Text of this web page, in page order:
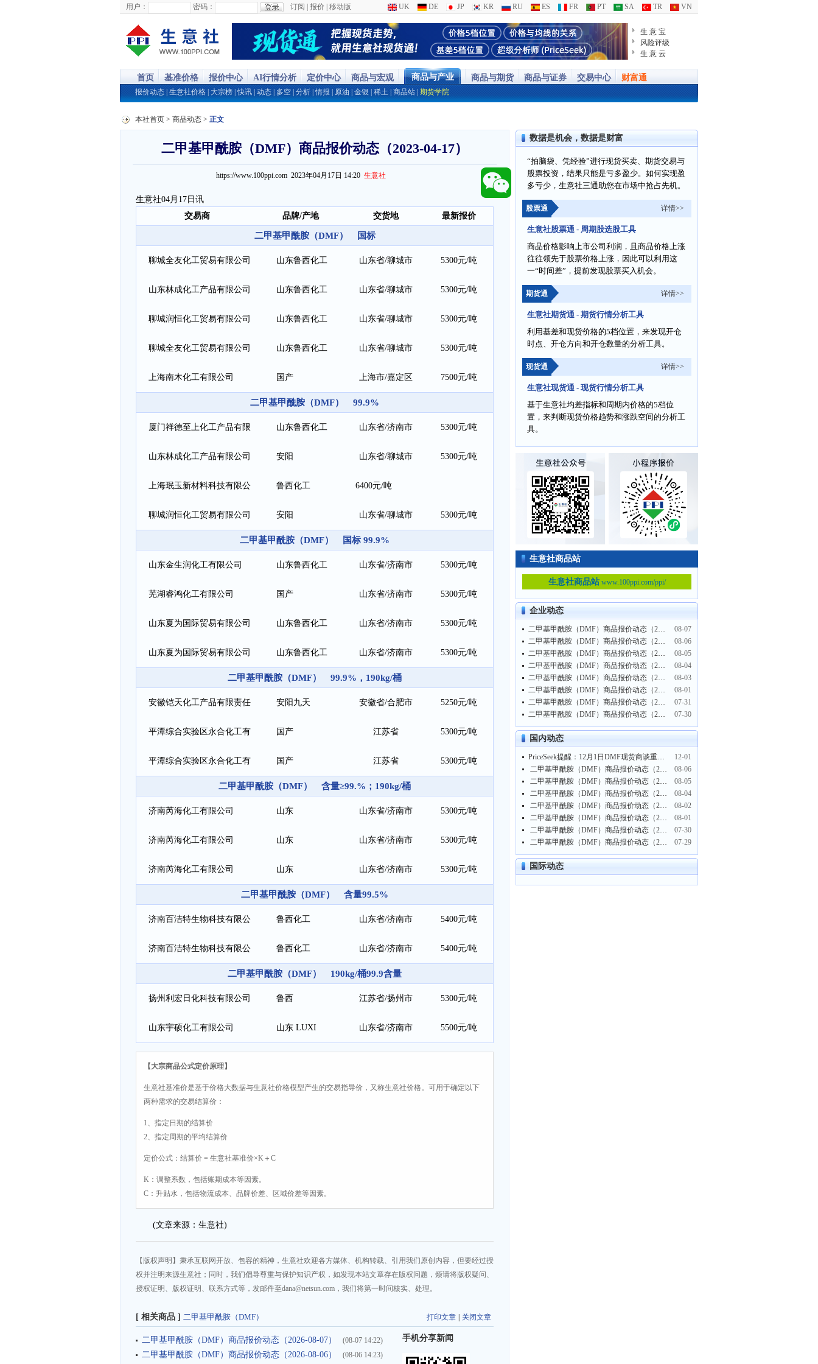
用户： 密码： 订阅 报价 移动版 UK DE JP KR RU ES FR PT SA TR VN
生 意 宝
风险评级
生 意 云
首页 基准价格 报价中心 AI行情分析 定价中心 商品与宏观 商品与产业 商品与期货 商品与证券 交易中心 财富通
报价动态 生意社价格 大宗榜 |快讯 动态 多空 分析 |情报 原油 金银 稀土 商品站 期货学院
本社首页 > 商品动态 > 正文
二甲基甲酰胺（DMF）商品报价动态（2023-04-17）
https://www.100ppi.com 2023年04月17日 14:20 生意社
生意社04月17日讯
交易商
品牌/产地 交货地 最新报价
二甲基甲酰胺（DMF） 国标
聊城全友化工贸易有限公司 山东鲁西化工 山东省/聊城市 5300元/吨
山东林成化工产品有限公司 山东鲁西化工 山东省/聊城市 5300元/吨
聊城润恒化工贸易有限公司 山东鲁西化工 山东省/聊城市 5300元/吨
聊城全友化工贸易有限公司 山东鲁西化工 山东省/聊城市 5300元/吨
上海南木化工有限公司 国产 上海市/嘉定区 7500元/吨
二甲基甲酰胺（DMF） 99.9%
厦门祥德至上化工产品有限
公司
山东鲁西化工 山东省/济南市 5300元/吨
山东林成化工产品有限公司 安阳 山东省/聊城市 5300元/吨
上海珉玉新材料科技有限公
司
鲁西化工 6400元/吨
聊城润恒化工贸易有限公司 安阳 山东省/聊城市 5300元/吨
二甲基甲酰胺（DMF） 国标 99.9%
山东金生润化工有限公司 山东鲁西化工 山东省/济南市 5300元/吨
芜湖睿鸿化工有限公司 国产 山东省/济南市 5300元/吨
山东夏为国际贸易有限公司 山东鲁西化工 山东省/济南市 5300元/吨
山东夏为国际贸易有限公司 山东鲁西化工 山东省/济南市 5300元/吨
二甲基甲酰胺（DMF） 99.9%，190kg/桶
安徽铠天化工产品有限责任
公司
安阳九天 安徽省/合肥市 5250元/吨
平潭综合实验区永合化工有
限责任公司
国产 江苏省 5300元/吨
平潭综合实验区永合化工有 国产 江苏省 5300元/吨
二甲基甲酰胺（DMF） 含量≥99.%；190kg/桶
济南芮海化工有限公司 山东 山东省/济南市 5300元/吨
济南芮海化工有限公司 山东 山东省/济南市 5300元/吨
济南芮海化工有限公司 山东 山东省/济南市 5300元/吨
二甲基甲酰胺（DMF） 含量99.5%
济南百洁特生物科技有限公
司
鲁西化工 山东省/济南市 5400元/吨
济南百洁特生物科技有限公 鲁西化工 山东省/济南市 5400元/吨
二甲基甲酰胺（DMF） 190kg/桶99.9含量
扬州利宏日化科技有限公司 鲁西 江苏省/扬州市 5300元/吨
山东宇硕化工有限公司 山东 LUXI 山东省/济南市 5500元/吨
【大宗商品公式定价原理】
生意社基准价是基于价格大数据与生意社价格模型产生的交易指导价，又称生意社价格。可用于确定以下
两种需求的交易结算价：
1、指定日期的结算价
2、指定周期的平均结算价
定价公式：结算价 = 生意社基准价×K＋C
K：调整系数，包括账期成本等因素。
C：升贴水，包括物流成本、品牌价差、区域价差等因素。
(文章来源：生意社)
【版权声明】秉承互联网开放、包容的精神，生意社欢迎各方媒体、机构转载、引用我们原创内容，但要经过授
权并注明来源生意社；同时，我们倡导尊重与保护知识产权，如发现本站文章存在版权问题，烦请将版权疑问、
授权证明、版权证明、联系方式等，发邮件至dana@netsun.com，我们将第一时间核实、处理。
打印文章 关闭文章
[ 相关商品 ] 二甲基甲酰胺（DMF）
二甲基甲酰胺（DMF）商品报价动态（2026-08-07） (08-07 14:22)
二甲基甲酰胺（DMF）商品报价动态（2026-08-06） (08-06 14:23)
手机分享新闻
数据是机会，数据是财富
“拍脑袋、凭经验”进行现货买卖、期货交易与
股票投资，结果只能是亏多盈少。如何实现盈
多亏少，生意社三通助您在市场中抢占先机。
股票通 详情>>
生意社股票通 - 周期股选股工具
商品价格影响上市公司利润，且商品价格上涨
往往领先于股票价格上涨，因此可以利用这
一“时间差”，提前发现股票买入机会。
期货通 详情>>
生意社期货通 - 期货行情分析工具
利用基差和现货价格的5档位置，来发现开仓
时点、开仓方向和开仓数量的分析工具。
现货通 详情>>
生意社现货通 - 现货行情分析工具
基于生意社均差指标和周期内价格的5档位
置，来判断现货价格趋势和涨跌空间的分析工
具。
生意社商品站
生意社商品站www.100ppi.com/ppi/
企业动态
二甲基甲酰胺（DMF）商品报价动态（2026-08-07）
08-07
二甲基甲酰胺（DMF）商品报价动态（2026-08-06）
08-06
二甲基甲酰胺（DMF）商品报价动态（2026-08-05）
08-05
二甲基甲酰胺（DMF）商品报价动态（2026-08-04）
08-04
二甲基甲酰胺（DMF）商品报价动态（2026-08-03）
08-03
二甲基甲酰胺（DMF）商品报价动态（2026-08-01）
08-01
二甲基甲酰胺（DMF）商品报价动态（2026-07-31）
07-31
二甲基甲酰胺（DMF）商品报价动态（2026-07-30）
07-30
国内动态
PriceSeek提醒：12月1日DMF现货商谈重心偏低
12-01
二甲基甲酰胺（DMF）商品报价动态（2022-08-06）
08-06
二甲基甲酰胺（DMF）商品报价动态（2022-08-05）
08-05
二甲基甲酰胺（DMF）商品报价动态（2022-08-04）
08-04
二甲基甲酰胺（DMF）商品报价动态（2022-08-02）
08-02
二甲基甲酰胺（DMF）商品报价动态（2022-08-01）
08-01
二甲基甲酰胺（DMF）商品报价动态（2022-07-30）
07-30
二甲基甲酰胺（DMF）商品报价动态（2022-07-29）
07-29
国际动态